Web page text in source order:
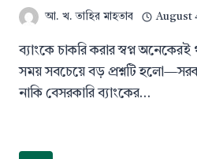
আ. খ. তাহির মাহতাব August
ব্যাংকে চাকরি করার স্বপ্ন
সময় সবচেয়ে বড় প্রশ্নটি
নাকি বেসরকারি ব্যাংকের…